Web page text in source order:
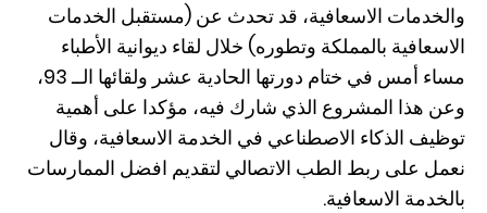
والخدمات الاسعافية، قد تحدث عن (مستقبل الخدمات
الاسعافية بالمملكة وتطوره) خلال لقاء ديوانية الأطباء
مساء أمس في ختام دورتها الحادية عشر ولقائها الــ 93،
وعن هذا المشروع الذي شارك فيه، مؤكدا على أهمية
توظيف الذكاء الاصطناعي في الخدمة الاسعافية، وقال
نعمل على ربط الطب الاتصالي لتقديم افضل الممارسات
بالخدمة الاسعافية.